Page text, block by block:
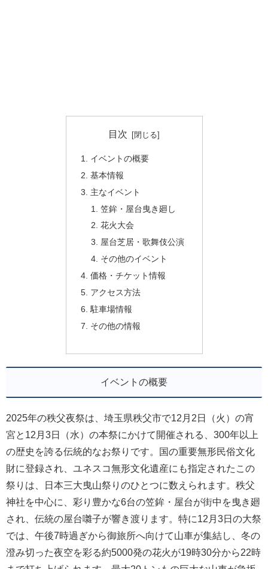
目次
イベントの概要
基本情報
主なイベント
笠鉾・屋台曳き廻し
花火大会
屋台芝居・歌舞伎公演
その他のイベント
価格・チケット情報
アクセス方法
駐車場情報
その他の情報
イベントの概要
2025年の秩父夜祭は、埼玉県秩父市で12月2日（火）の宵
宮と12月3日（水）の本祭にかけて開催される、300年以上
の歴史を誇る伝統的なお祭りです。国の重要無形民俗文化
財に登録され、ユネスコ無形文化遺産にも指定されたこの
祭りは、日本三大曳山祭りのひとつに数えられます。秩父
神社を中心に、彩り豊かな6台の笠鉾・屋台が街中を曳き廻
され、伝統の屋台囃子が響き渡ります。特に12月3日の大祭
では、午後7時過ぎから御旅所へ向けて山車が集結し、冬の
澄み切った夜空を彩る約5000発の花火が19時30分から22時